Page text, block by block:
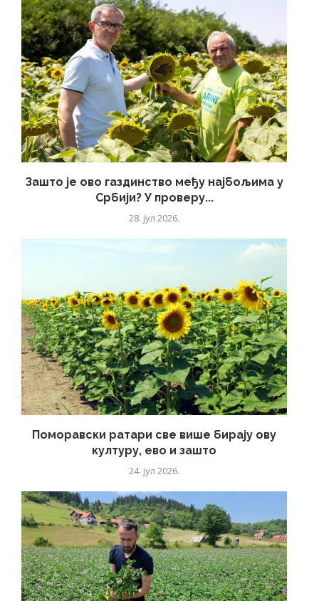
Зашто је ово газдинство међу најбољима у
Србији? У проверу...
28. јул 2026.
Поморавски ратари све више бирају ову
културу, ево и зашто
24. јул 2026.